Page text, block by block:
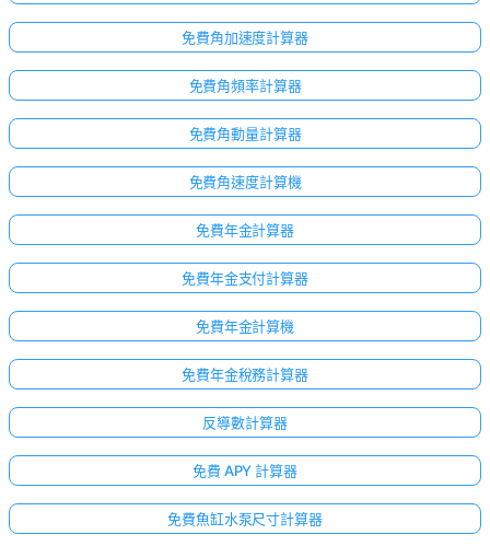
免費角加速度計算器
免費角頻率計算器
免費角動量計算器
免費角速度計算機
免費年金計算器
免費年金支付計算器
免費年金計算機
免費年金稅務計算器
反導數計算器
免費 APY 計算器
免費魚缸水泵尺寸計算器